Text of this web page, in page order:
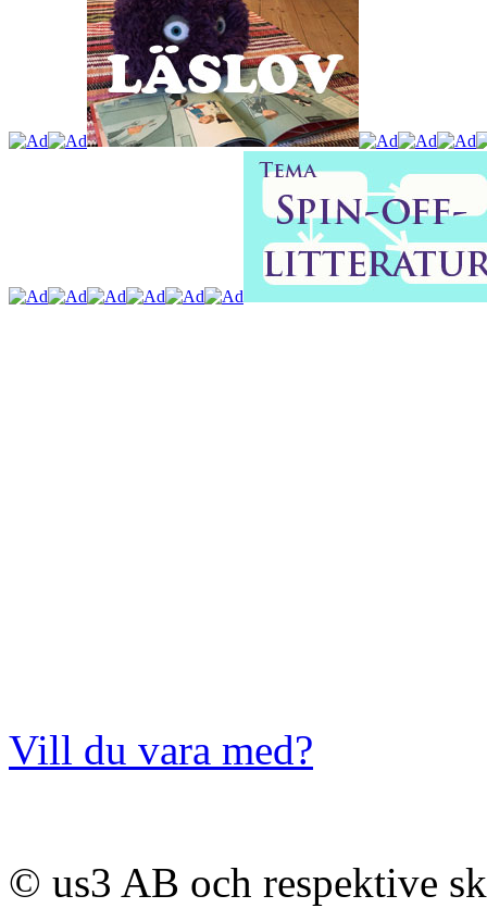
Vill du vara med?
© us3 AB och respektive